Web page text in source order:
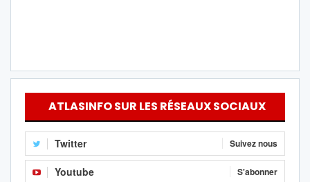
ATLASINFO SUR LES RÉSEAUX SOCIAUX
Twitter Suivez nous
Youtube S'abonner